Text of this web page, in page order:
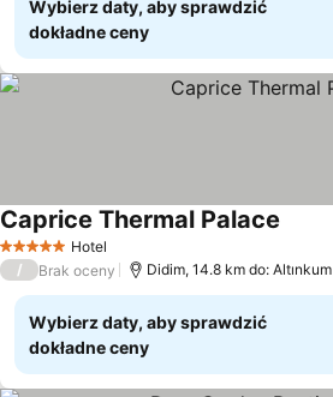
Wybierz daty, aby sprawdzić
dokładne ceny
5 KategoriaHotel
Caprice Thermal Palace
/ Brak oceny Didim, 14.8 km do: Altınkum
Wybierz daty, aby sprawdzić
dokładne ceny